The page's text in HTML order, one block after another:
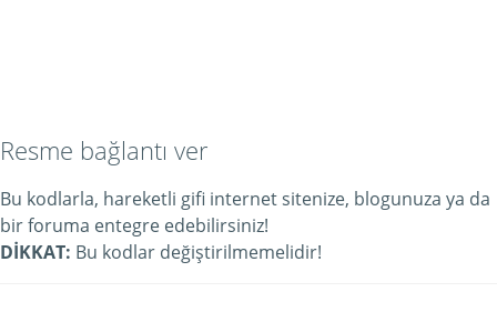
Resme bağlantı ver
Bu kodlarla, hareketli gifi internet sitenize, blogunuza ya da
bir foruma entegre edebilirsiniz!
DİKKAT: Bu kodlar değiştirilmemelidir!